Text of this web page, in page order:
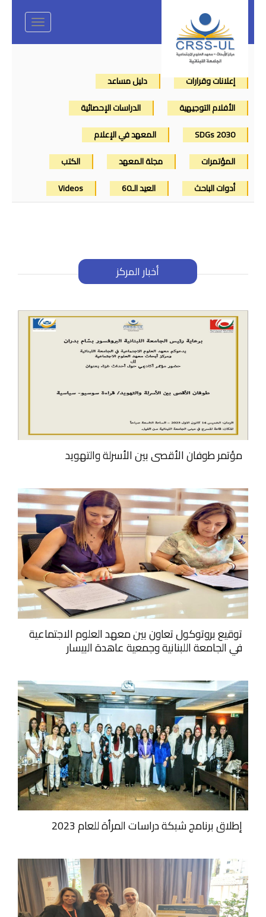
Toggle
navigation
إعلانات وقرارات
دليل مساعد
الأفلام التوجيهية
الدراسات الإحصائية
SDGs 2030
المعهد في الإعلام
المؤتمرات
مجلة المعهد
الكتب
أدوات الباحث
العيد الـ60 Videos
أخبار المركز
مؤتمر طوفان الأقصى بين الأسرلة والتهويد
توقيع بروتوكول تعاون بين معهد العلوم الاجتماعية
في الجامعة اللبنانية وجمعية عاهدة البيسار
إطلاق برنامج شبكة دراسات المرأة للعام 2023